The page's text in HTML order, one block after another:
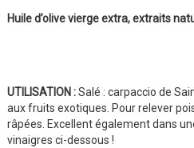
Huile d’olive vierge extra, extraits
UTILISATION :Salé : carpaccio de
aux fruits exotiques. Pour relever
râpées. Excellent également dans
vinaigres ci-dessous !